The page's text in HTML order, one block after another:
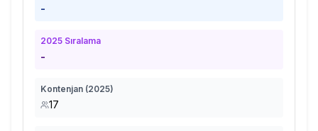
-
2025 Sıralama
-
Kontenjan (2025)
17